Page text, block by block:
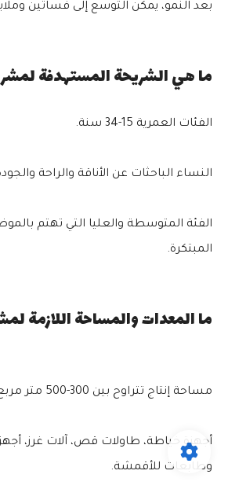
بعد النمو، يمكن التوسع إلى فساتين
ما هي الشريحة المستهدفة
الفئات العمرية 15-34 سنة.
النساء الباحثات عن الأناقة والراحة
الفئة المتوسطة والعليا التي تهتم
المبتكرة.
ما المعدات والمساحة اللازمة
مساحة إنتاج تتراوح بين 300-500 متر مربع.
أجهزة خياطة، طاولات قص، آلات غرز،
وطابعات للأقمشة.